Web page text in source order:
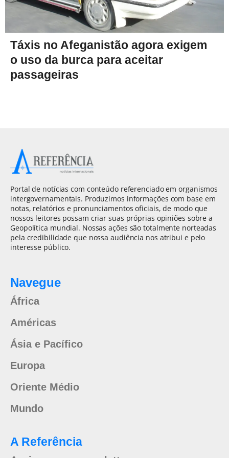
Táxis no Afeganistão agora exigem
o uso da burca para aceitar
passageiras
Portal de notícias com conteúdo referenciado em organismos
intergovernamentais. Produzimos informações com base em
notas, relatórios e pronunciamentos oficiais, de modo que
nossos leitores possam criar suas próprias opiniões sobre a
Geopolítica mundial. Nossas ações são totalmente norteadas
pela credibilidade que nossa audiência nos atribui e pelo
interesse público.
Navegue
África
Américas
Ásia e Pacífico
Europa
Oriente Médio
Mundo
A Referência